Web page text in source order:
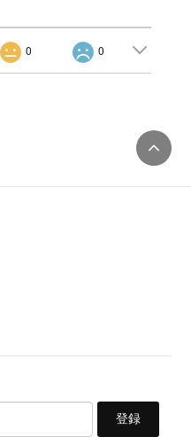
0 0
登録